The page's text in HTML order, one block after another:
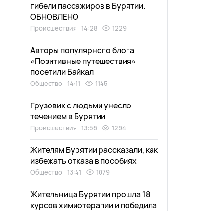
гибели пассажиров в Бурятии.
ОБНОВЛЕНО
Происшествия 14:28 1229
Авторы популярного блога
«Позитивные путешествия»
посетили Байкал
Общество 14:11 1145
Грузовик с людьми унесло
течением в Бурятии
Происшествия 13:56 1294
Жителям Бурятии рассказали, как
избежать отказа в пособиях
Общество 13:41 1079
Жительница Бурятии прошла 18
курсов химиотерапии и победила